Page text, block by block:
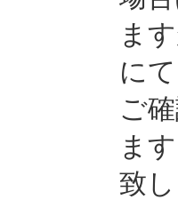
ま
に
ご
ま
致